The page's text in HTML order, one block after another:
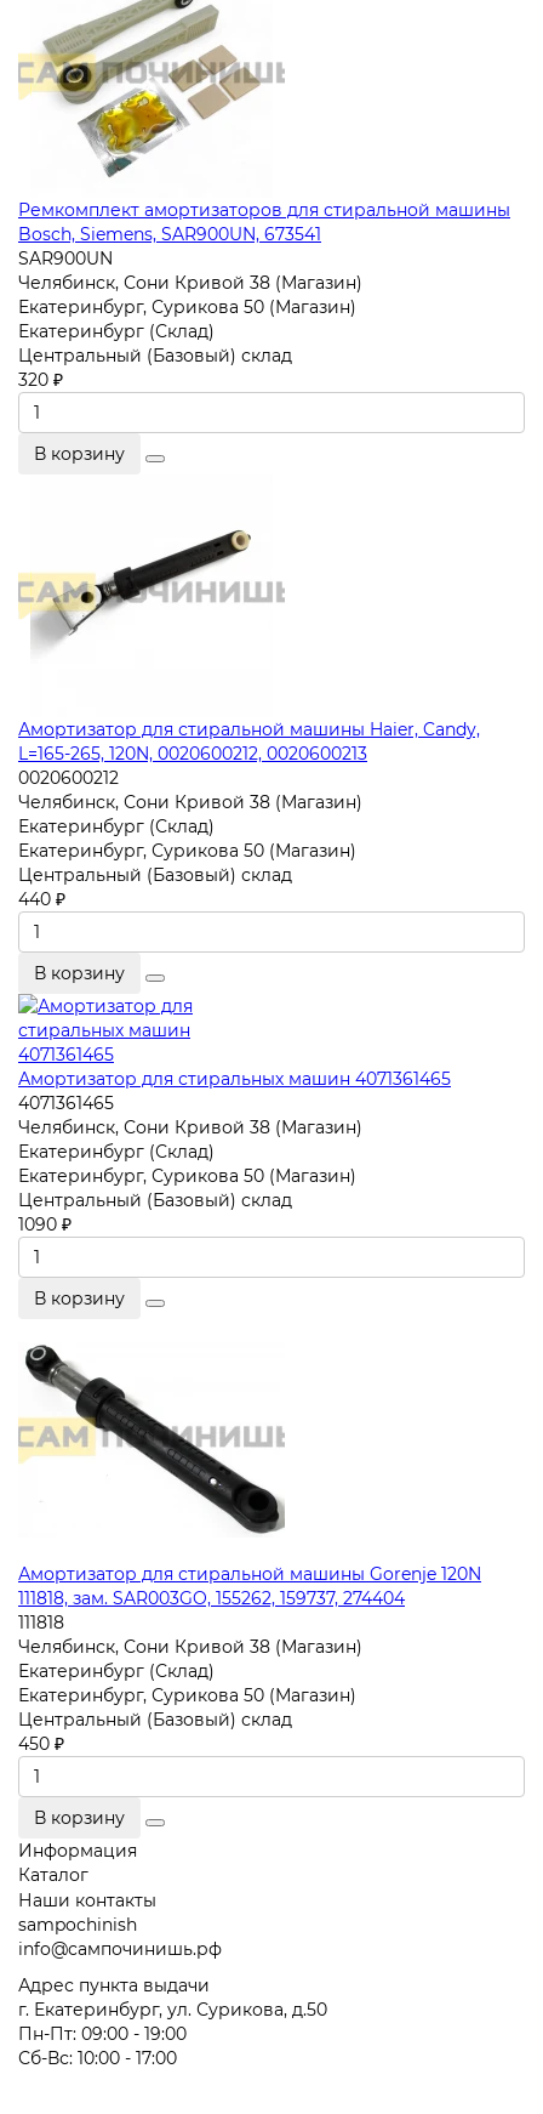
Ремкомплект амортизаторов для стиральной машины
Bosch, Siemens, SAR900UN, 673541
SAR900UN
Челябинск, Сони Кривой 38 (Магазин)
Екатеринбург, Сурикова 50 (Магазин)
Екатеринбург (Склад)
Центральный (Базовый) склад
320 ₽
В корзину
Амортизатор для стиральной машины Haier, Candy,
L=165-265, 120N, 0020600212, 0020600213
0020600212
Челябинск, Сони Кривой 38 (Магазин)
Екатеринбург (Склад)
Екатеринбург, Сурикова 50 (Магазин)
Центральный (Базовый) склад
440 ₽
В корзину
Амортизатор для стиральных машин 4071361465
4071361465
Челябинск, Сони Кривой 38 (Магазин)
Екатеринбург (Склад)
Екатеринбург, Сурикова 50 (Магазин)
Центральный (Базовый) склад
1090 ₽
В корзину
Амортизатор для стиральной машины Gorenje 120N
111818, зам. SAR003GO, 155262, 159737, 274404
111818
Челябинск, Сони Кривой 38 (Магазин)
Екатеринбург (Склад)
Екатеринбург, Сурикова 50 (Магазин)
Центральный (Базовый) склад
450 ₽
В корзину
Информация
Каталог
Наши контакты
sampochinish
info@сампочинишь.рф
Адрес пункта выдачи
г. Екатеринбург, ул. Сурикова, д.50
Пн-Пт: 09:00 - 19:00
Сб-Вс: 10:00 - 17:00